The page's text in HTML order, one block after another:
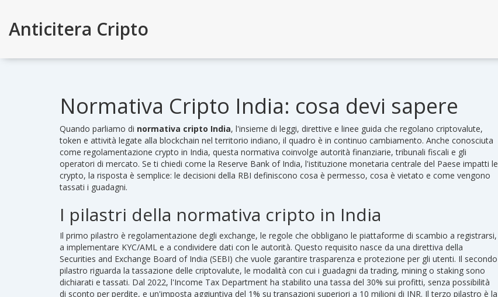
Anticitera Cripto
Normativa Cripto India: cosa devi sapere
Quando parliamo di normativa cripto India, l'insieme di leggi, direttive e linee guida che regolano criptovalute,
token e attività legate alla blockchain nel territorio indiano, il quadro è in continuo cambiamento. Anche conosciuta
come regolamentazione crypto in India, questa normativa coinvolge autorità finanziarie, tribunali fiscali e gli
operatori di mercato. Se ti chiedi come la Reserve Bank of India, l'istituzione monetaria centrale del Paese impatti le
crypto, la risposta è semplice: le decisioni della RBI definiscono cosa è permesso, cosa è vietato e come vengono
tassati i guadagni.
I pilastri della normativa cripto in India
Il primo pilastro è regolamentazione degli exchange, le regole che obbligano le piattaforme di scambio a registrarsi,
a implementare KYC/AML e a condividere dati con le autorità. Questo requisito nasce da una direttiva della
Securities and Exchange Board of India (SEBI) che vuole garantire trasparenza e protezione per gli utenti. Il secondo
pilastro riguarda latassazione delle criptovalute, le modalità con cui i guadagni da trading, mining o staking sono
dichiarati e tassati. Dal 2022, l'Income Tax Department ha stabilito una tassa del 30% sui profitti, senza possibilità
di sconto per perdite, e un'imposta aggiuntiva del 1% su transazioni superiori a 10 milioni di INR. Il terzo pilastro è la